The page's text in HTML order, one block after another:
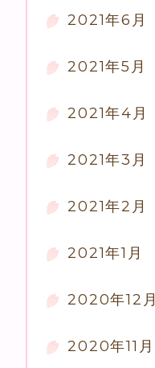
2021年6月
2021年5月
2021年4月
2021年3月
2021年2月
2021年1月
2020年12月
2020年11月